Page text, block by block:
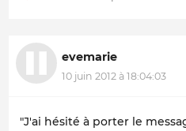
evemarie
10 juin 2012 à 18:04:03
"J'ai hésité à porter le